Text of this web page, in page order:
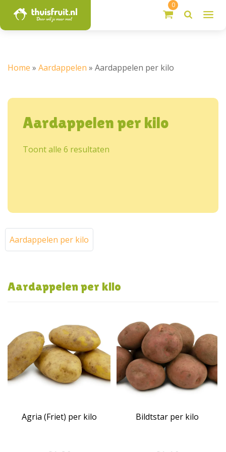
0
Home » Aardappelen » Aardappelen per kilo
Aardappelen per kilo
Toont alle 6 resultaten
Aardappelen per kilo
Aardappelen per kilo
Agria (Friet) per kilo Bildtstar per kilo